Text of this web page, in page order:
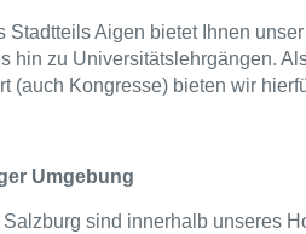
Stadtteils Aigen bietet Ihnen
hin zu Universitätslehrgängen.
(auch Kongresse) bieten wir
Umgebung
sind innerhalb unseres